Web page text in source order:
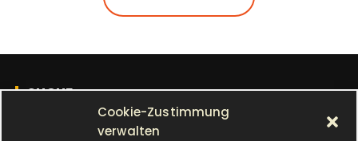
Cookie-Zustimmung
verwalten
SUCHE